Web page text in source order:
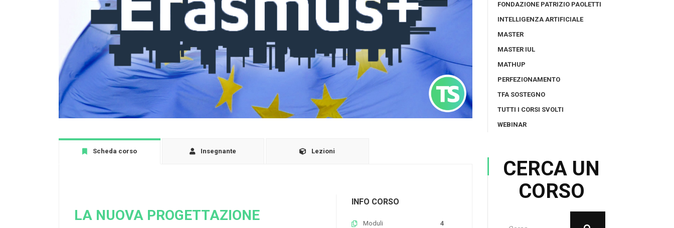
Scheda corso Insegnante Lezioni
LA NUOVA PROGETTAZIONE
INFO CORSO
Moduli 4
FONDAZIONE PATRIZIO PAOLETTI
INTELLIGENZA ARTIFICIALE
MASTER
MASTER IUL
MATHUP
PERFEZIONAMENTO
TFA SOSTEGNO
TUTTI I CORSI SVOLTI
WEBINAR
CERCA UN
CORSO